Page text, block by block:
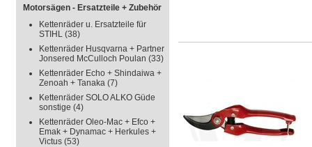
Motorsägen - Ersatzteile + Zubehör
Kettenräder u. Ersatzteile für
STIHL (38)
Kettenräder Husqvarna + Partner
Jonsered McCulloch Poulan (33)
Kettenräder Echo + Shindaiwa +
Zenoah + Tanaka (7)
Kettenräder SOLO ALKO Güde
sonstige (4)
Kettenräder Oleo-Mac + Efco +
Emak + Dynamac + Herkules +
Victus (53)